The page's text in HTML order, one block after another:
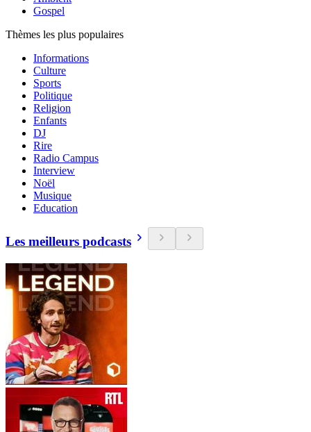
Gospel
Thèmes les plus populaires
Informations
Culture
Sports
Politique
Religion
Enfants
DJ
Rire
Radio Campus
Interview
Noël
Musique
Education
Les meilleurs podcasts